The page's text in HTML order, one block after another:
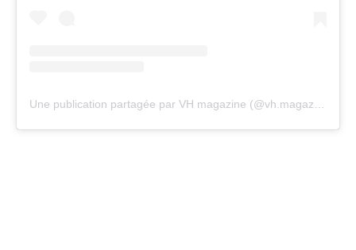
Une publication partagée par VH magazine (@vh.magazine)